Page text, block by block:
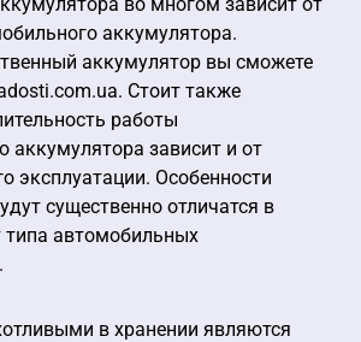
аккумулятора.
аккумулятор вы сможете
Стоит также
работы
аккумулятора зависит и от
эксплуатации. Особенности
существенно отличатся в
типа автомобильных
в хранении являются